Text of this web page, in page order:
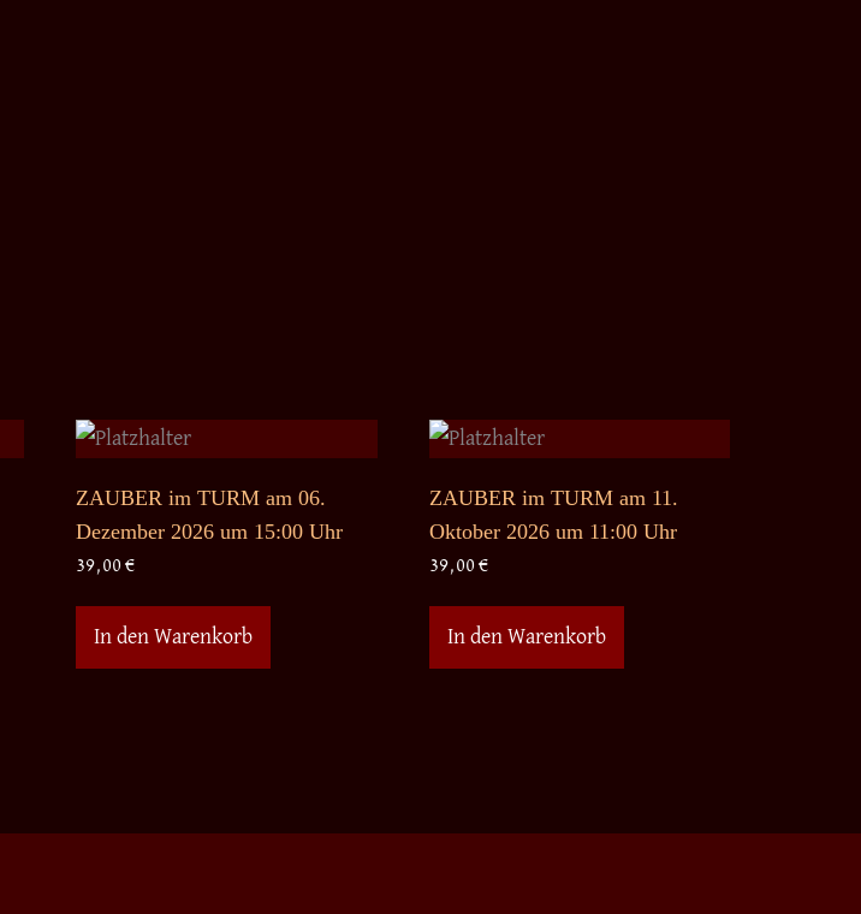
ZAUBER im TURM am 06.
Dezember 2026 um 15:00 Uhr
39,00€
In den Warenkorb
ZAUBER im TURM am 11.
Oktober 2026 um 11:00 Uhr
39,00 €
In den Warenkorb